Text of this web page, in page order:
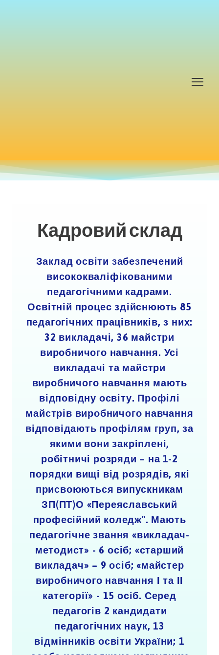
Кадровий склад
Заклад освіти забезпечений
висококваліфікованими
педагогічними кадрами.
Освітній процес здійснюють 85
педагогічних працівників, з них:
32 викладачі, 36 майстри
виробничого навчання. Усі
викладачі та майстри
виробничого навчання мають
відповідну освіту. Профілі
майстрів виробничого навчання
відповідають профілям груп, за
якими вони закріплені,
робітничі розряди – на 1-2
порядки вищі від розрядів, які
присвоюються випускникам
ЗП(ПТ)О «Переяславський
професійний коледж". Мають
педагогічне звання «викладач-
методист» - 6 осіб; «старший
викладач» – 9 осіб; «майстер
виробничого навчання І та ІІ
категорії» - 15 осіб. Серед
педагогів 2 кандидати
педагогічних наук, 13
відмінників освіти України; 1